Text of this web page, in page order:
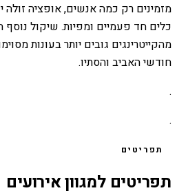
מזמינים רק כמה אנשים, אופציה זולה
כלים חד פעמיים ומפיות. שיקול
מהקייטרינגים גובים יותר בעונות
חודשי האביב והסתיו.
.
.
תפריטים
תפריטים למגוון אירועים